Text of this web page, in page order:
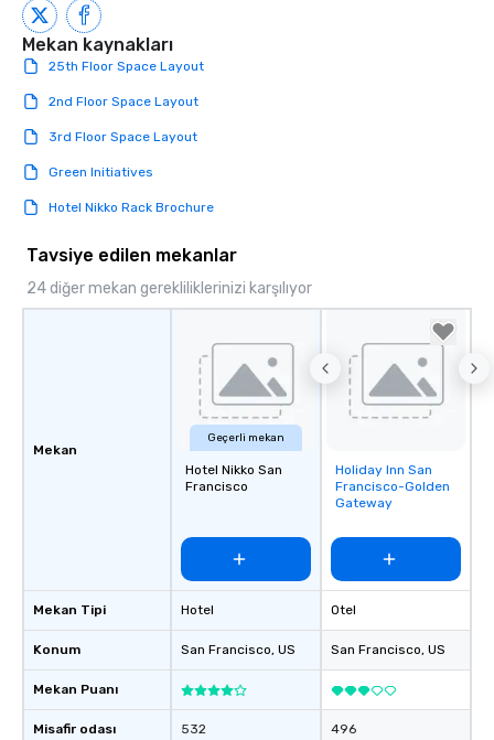
Mekan kaynakları
25th Floor Space Layout
2nd Floor Space Layout
3rd Floor Space Layout
Green Initiatives
Hotel Nikko Rack Brochure
Tavsiye edilen mekanlar
24 diğer mekan gerekliliklerinizi karşılıyor
Mekan
Mekan Tipi
Konum
Mekan Puanı
Misafir odası
Geçerli mekan
Hotel Nikko San
Francisco
Hotel
San Francisco, US
532
Removed from
favorites
Holiday Inn San
Francisco-Golden
Gateway
Otel
San Francisco, US
496